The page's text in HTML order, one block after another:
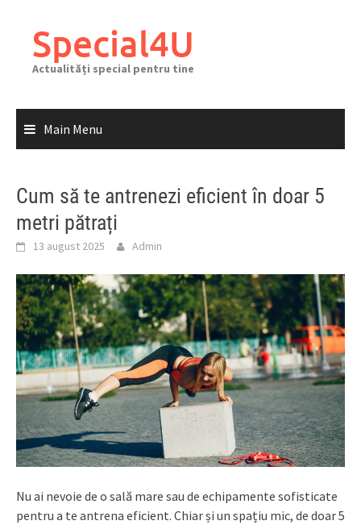
contentSpecial4U
Actualități special pentru tine
Main Menu
Cum să te antrenezi eficient în doar 5
metri pătrați
13 august 2025 Admin
Nu ai nevoie de o sală mare sau de echipamente sofisticate
pentru a te antrena eficient. Chiar și un spațiu mic, de doar 5